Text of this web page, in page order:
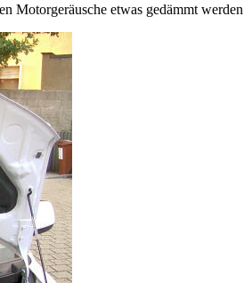
Motorgeräusche etwas gedämmt